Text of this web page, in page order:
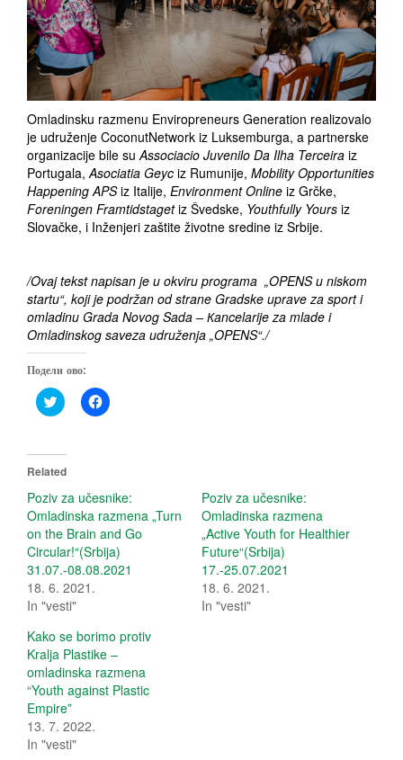
Omladinsku razmenu Enviropreneurs Generation realizovalo
je udruženje CoconutNetwork iz Luksemburga, a partnerske
organizacije bile suAssociacio Juvenilo Da Ilha Terceira iz
Portugala,Asociatia Geyc iz Rumunije, Mobility Opportunities
Happening APSiz Italije, Environment Online iz Grčke,
Foreningen Framtidstagetiz Švedske, Youthfully Yours iz
Slovačke, i Inženjeri zaštite životne sredine iz Srbije.
/Ovaj tekst napisan je u okviru programa „OPENS u niskom
startu“, koji je podržan od strane Gradske uprave za sport i
omladinu Grada Novog Sada – Кancelarije za mlade i
Omladinskog saveza udruženja „OPENS“./
Подели ово:
C
l
t
o
s
h
a
r
e
o
n
T
w
t
r
(
O
p
e
n
s
i
n
n
e
C
l
h
a
r
e
o
n
F
a
o
k
(
O
p
e
Related
Poziv za učesnike:
Omladinska razmena „Turn
on the Brain and Go
Circular!“(Srbija)
31.07.-08.08.2021
18. 6. 2021.
In "vesti"
Poziv za učesnike:
Omladinska razmena
„Active Youth for Healthier
Future“(Srbija)
17.-25.07.2021
18. 6. 2021.
In "vesti"
Kako se borimo protiv
Kralja Plastike –
omladinska razmena
“Youth against Plastic
Empire”
13. 7. 2022.
In "vesti"